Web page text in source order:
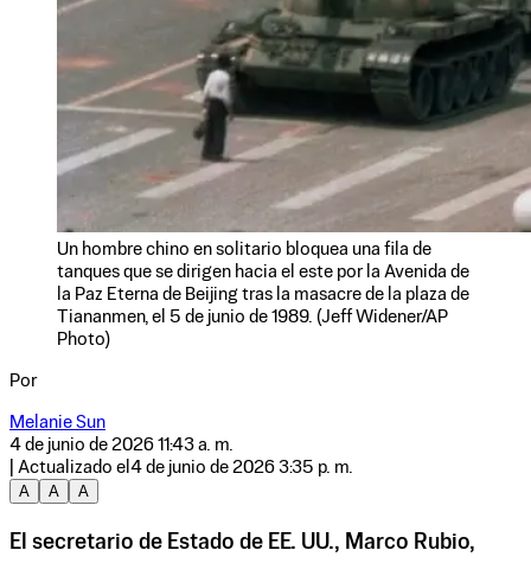
Un hombre chino en solitario bloquea una fila de
tanques que se dirigen hacia el este por la Avenida de
la Paz Eterna de Beijing tras la masacre de la plaza de
Tiananmen, el 5 de junio de 1989. (Jeff Widener/AP
Photo)
Por
Melanie Sun
4 de junio de 2026 11:43 a. m.
| Actualizado el 4 de junio de 2026 3:35 p. m.
A
A A
El secretario de Estado de EE. UU., Marco Rubio,